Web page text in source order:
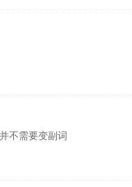
不需要变副词